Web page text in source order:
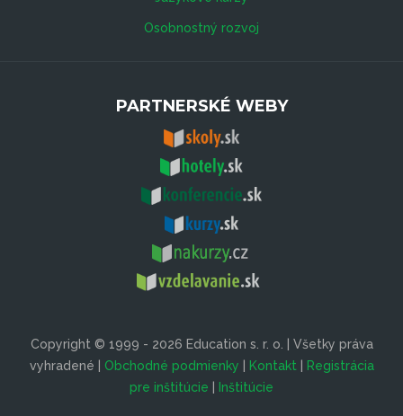
Osobnostný rozvoj
PARTNERSKÉ WEBY
Copyright © 1999 - 2026 Education s. r. o. | Všetky práva
vyhradené | Obchodné podmienky | Kontakt | Registrácia
pre inštitúcie | Inštitúcie